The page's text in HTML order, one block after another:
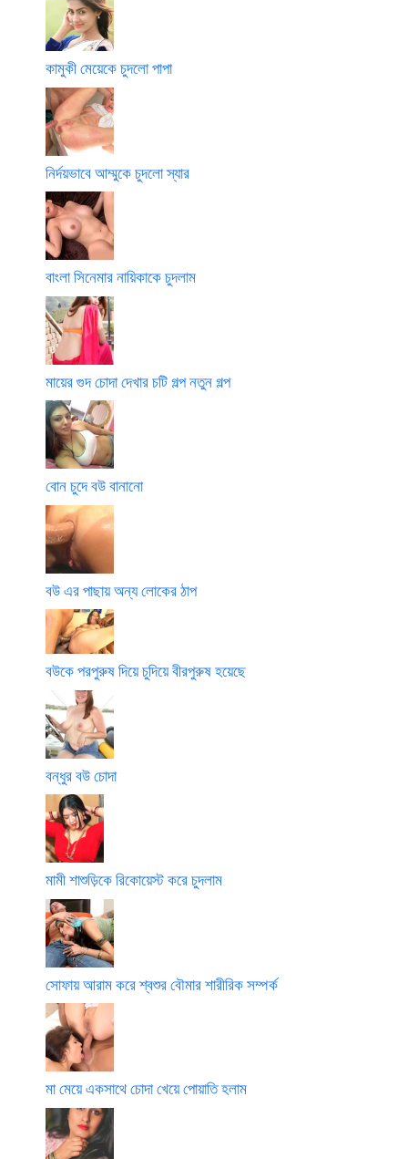
কামুকী মেয়েকে চুদলো পাপা
নির্দয়ভাবে আম্মুকে চুদলো স্যার
বাংলা সিনেমার নায়িকাকে চুদলাম
মায়ের গুদ চোদা দেখার চটি গল্প নতুন গল্প
বোন চুদে বউ বানানো
বউ এর পাছায় অন্য লোকের ঠাপ
বউকে পরপুরুষ দিয়ে চুদিয়ে বীরপুরুষ হয়েছে
বন্ধুর বউ চোদা
মামী শাশুড়িকে রিকোয়েস্ট করে চুদলাম
সোফায় আরাম করে শ্বশুর বৌমার শারীরিক সম্পর্ক
মা মেয়ে একসাথে চোদা খেয়ে পোয়াতি হলাম